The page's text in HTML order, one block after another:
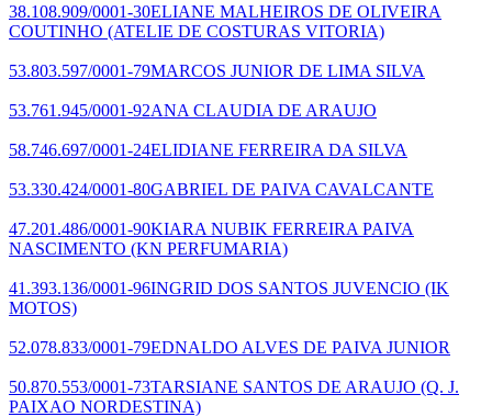
38.108.909/0001-30ELIANE MALHEIROS DE OLIVEIRA
COUTINHO (ATELIE DE COSTURAS VITORIA)
53.803.597/0001-79MARCOS JUNIOR DE LIMA SILVA
53.761.945/0001-92ANA CLAUDIA DE ARAUJO
58.746.697/0001-24ELIDIANE FERREIRA DA SILVA
53.330.424/0001-80GABRIEL DE PAIVA CAVALCANTE
47.201.486/0001-90KIARA NUBIK FERREIRA PAIVA
NASCIMENTO (KN PERFUMARIA)
41.393.136/0001-96INGRID DOS SANTOS JUVENCIO (IK
MOTOS)
52.078.833/0001-79EDNALDO ALVES DE PAIVA JUNIOR
50.870.553/0001-73TARSIANE SANTOS DE ARAUJO (Q. J.
PAIXAO NORDESTINA)